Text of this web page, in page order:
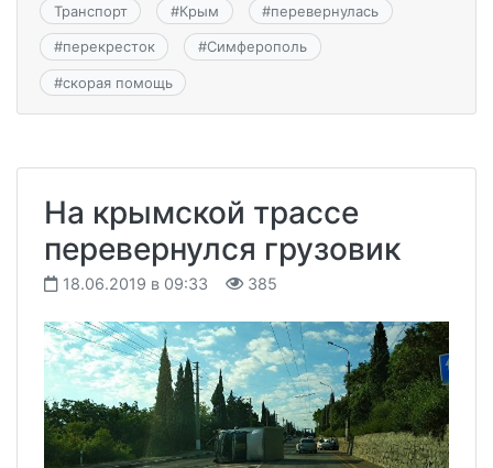
Транспорт #Крым #перевернулась
#перекресток #Симферополь
#скорая помощь
На крымской трассе
перевернулся грузовик
18.06.2019 в 09:33 385